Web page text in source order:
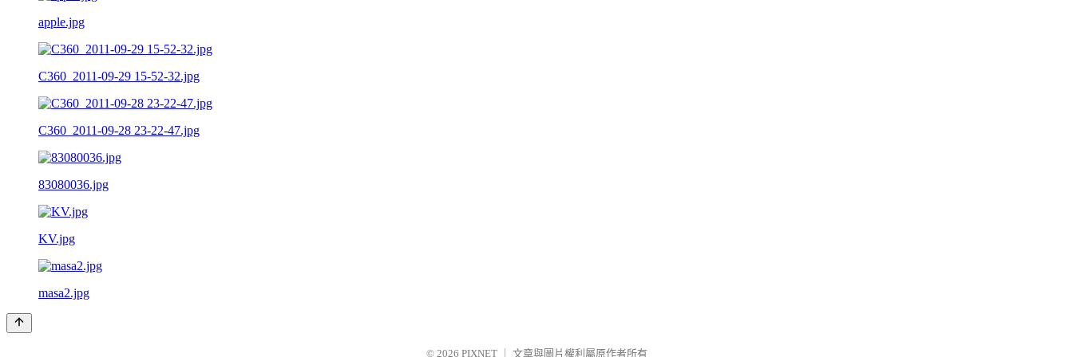
apple.jpg
C360_2011-09-29 15-52-32.jpg
C360_2011-09-28 23-22-47.jpg
83080036.jpg
KV.jpg
masa2.jpg
© 2026 PIXNET 文章與圖片權利屬原作者所有